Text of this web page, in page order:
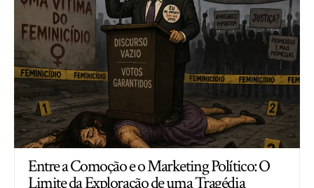
Entre a Comoção e o Marketing Político: O
Limite da Exploração de uma Tragédia